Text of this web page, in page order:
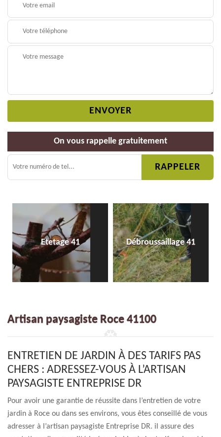
On vous rappelle gratuitement
Etetage 41 Débroussaillage 41
Artisan paysagiste Roce 41100
ENTRETIEN DE JARDIN À DES TARIFS PAS
CHERS : ADRESSEZ-VOUS À L’ARTISAN
PAYSAGISTE ENTREPRISE DR
Pour avoir une garantie de réussite dans l’entretien de votre
jardin à Roce ou dans ses environs, vous êtes conseillé de vous
adresser à l’artisan paysagiste Entreprise DR. il assure des